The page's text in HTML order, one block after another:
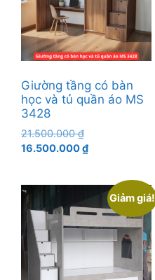
Giường tầng có bàn
học và tủ quần áo MS
3428
21.500.000₫Giá
gốc
21.500.000 ₫.
16.500.000₫Giá
16.500.000 ₫.
Giảm giá!